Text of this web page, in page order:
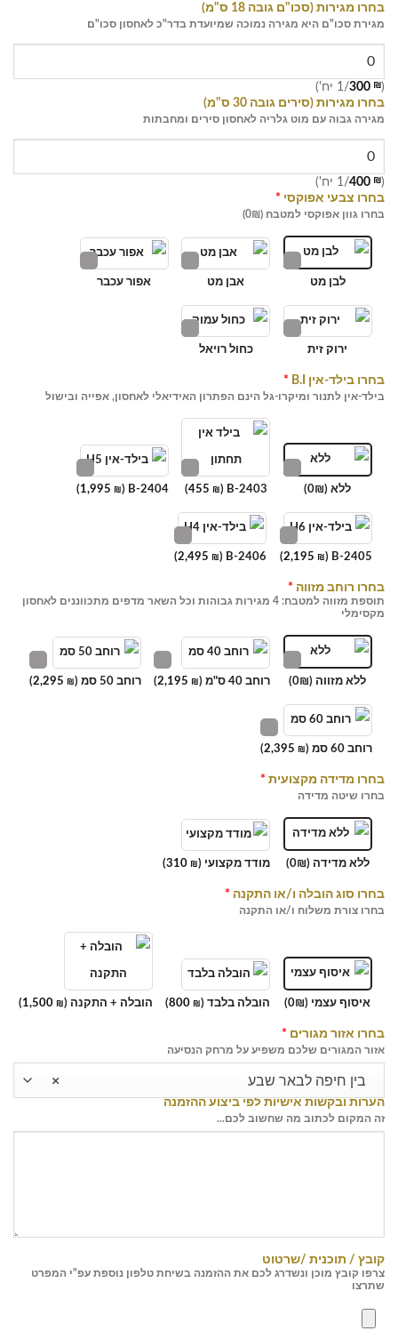
בחרו מגירות (סכו"ם גובה 18 ס"מ)
מגירת סכו"ם היא מגירה נמוכה שמיועדת בדר"כ לאחסון סכו"ם
(
300 ₪
/1 יח')
בחרו מגירות (סירים גובה 30 ס"מ)
מגירה גבוה עם מוט גלריה לאחסון סירים ומחבתות
(
400 ₪
/1 יח')
בחרו צבעי אפוקסי *
בחרו גוון אפוקסי למטבח (0₪)
לבן מט אבן מט אפור עכבר
ירוק זית כחול רויאל
בחרו בילד-אין B.I *
בילד-אין לתנור ומיקרו-גל הינם הפתרון האידיאלי לאחסון, אפייה ובישול
ללא (0₪) B-2403 (
455 ₪
)
B-2404 (
1,995 ₪
)
B-2405 (
2,195 ₪
)
B-2406 (
2,495 ₪
)
בחרו רוחב מזווה *
תוספת מזווה למטבח: 4 מגירות גבוהות וכל השאר מדפים מתכווננים לאחסון
מקסימלי
ללא מזווה (0₪) רוחב 40 ס"מ ( 2,195 ₪
) רוחב 50 סמ ( 2,295 ₪
)
רוחב 60 סמ ( 2,395 ₪
)
בחרו מדידה מקצועית *
בחרו שיטה מדידה
ללא מדידה (0₪) מודד מקצועי ( 310 ₪
)
בחרו סוג הובלה ו/או התקנה *
בחרו צורת משלוח ו/או התקנה
איסוף עצמי (0₪) הובלה בלבד ( 800 ₪
) הובלה + התקנה ( 1,500 ₪
)
בחרו אזור מגורים *
אזור המגורים שלכם משפיע על מרחק הנסיעה
× בין חיפה לבאר שבע
הערות ובקשות אישיות לפי ביצוע ההזמנה
זה המקום לכתוב מה שחשוב לכם...
קובץ / תוכנית /שרטוט
צרפו קובץ מוכן ונשדרג לכם את ההזמנה בשיחת טלפון נוספת עפ"י המפרט
שתרצו